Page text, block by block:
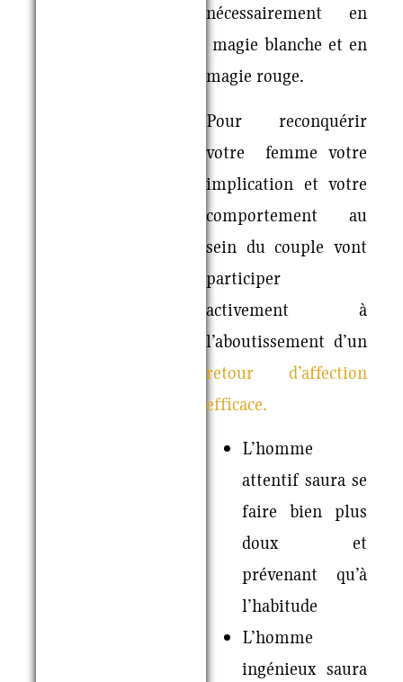
nécessairement en
magie blanche et en
magie rouge.
Pour reconquérir
votre femme votre
implication et votre
comportement au
sein du couple vont
participer
activement à
l’aboutissement d’un
retour d’affection
efficace.
L’homme
attentif saura se
faire bien plus
doux et
prévenant qu’à
l’habitude
L’homme
ingénieux saura